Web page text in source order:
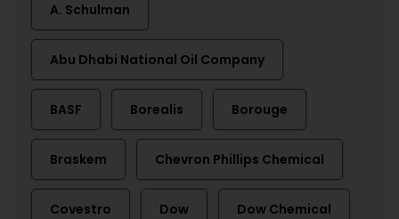
A. Schulman
Abu Dhabi National Oil Company
BASF Borealis Borouge
Braskem Chevron Phillips Chemical
Covestro Dow Dow Chemical